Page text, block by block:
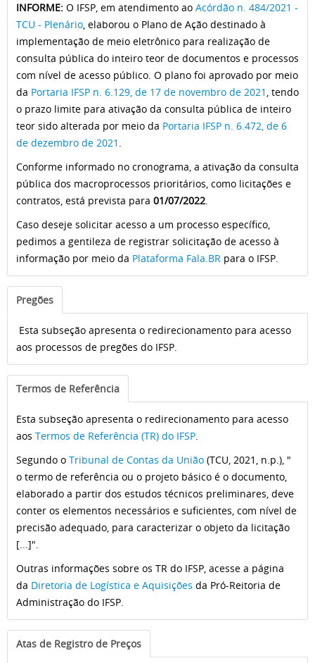
INFORME: O IFSP, em atendimento ao Acórdão n. 484/2021 -
TCU - Plenário, elaborou o Plano de Ação destinado à
implementação de meio eletrônico para realização de
consulta pública do inteiro teor de documentos e processos
com nível de acesso público. O plano foi aprovado por meio
da Portaria IFSP n. 6.129, de 17 de novembro de 2021 , tendo
o prazo limite para ativação da consulta pública de inteiro
teor sido alterada por meio da Portaria IFSP n. 6.472, de 6
de dezembro de 2021 .
Conforme informado no cronograma, a ativação da consulta
pública dos macroprocessos prioritários, como licitações e
contratos, está prevista para 01/07/2022.
Caso deseje solicitar acesso a um processo específico,
pedimos a gentileza de registrar solicitação de acesso à
informação por meio da Plataforma Fala.BR para o IFSP.
Pregões
Esta subseção apresenta o redirecionamento para acesso
aos processos de pregões do IFSP.
Termos de Referência
Esta subseção apresenta o redirecionamento para acesso
aos Termos de Referência (TR) do IFSP.
Segundo o Tribunal de Contas da União (TCU, 2021, n.p.), "
o termo de referência ou o projeto básico é o documento,
elaborado a partir dos estudos técnicos preliminares, deve
conter os elementos necessários e suficientes, com nível de
precisão adequado, para caracterizar o objeto da licitação
[...]".
Outras informações sobre os TR do IFSP, acesse a página
da Diretoria de Logística e Aquisições da Pró-Reitoria de
Administração do IFSP.
Atas de Registro de Preços